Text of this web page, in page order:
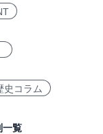
史コラム
一覧